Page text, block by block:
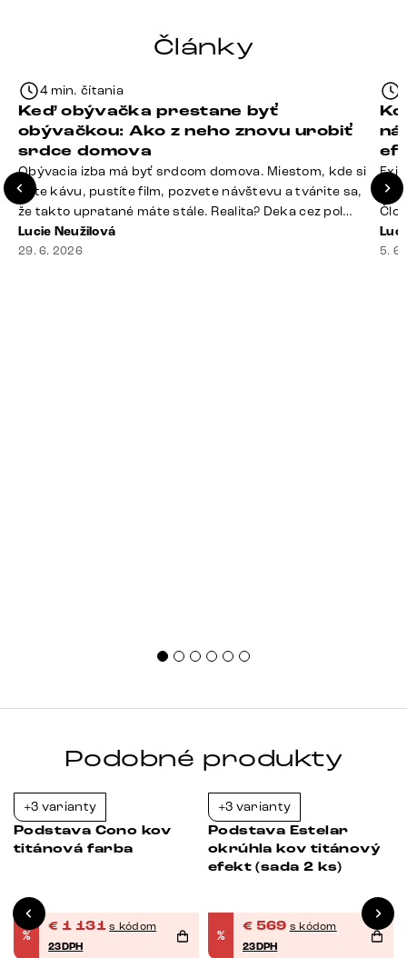
Články
4 min. čítania
Keď obývačka prestane byť
obývačkou: Ako z neho znovu urobiť
srdce domova
Obývacia izba má byť srdcom domova. Miestom, kde si
dáte kávu, pustíte film, pozvete návštevu a tvárite sa,
že takto upratané máte stále. Realita? Deka cez pol
sedačky, ovládač záhadne zmizol, konferenčný stolík
slúži ako odkladisko všetkého od účteniek po balzam
Lucie Neužilová
29. 6. 2026
si
5.
Podobné produkty
Novinka
+3 varianty
Podstava Cono kov
titánová farba
%
€ 1 131 s kódom
23DPH
+3 varianty
Podstava Estelar
okrúhla kov titánový
efekt (sada 2 ks)
%
€ 569 s kódom
23DPH